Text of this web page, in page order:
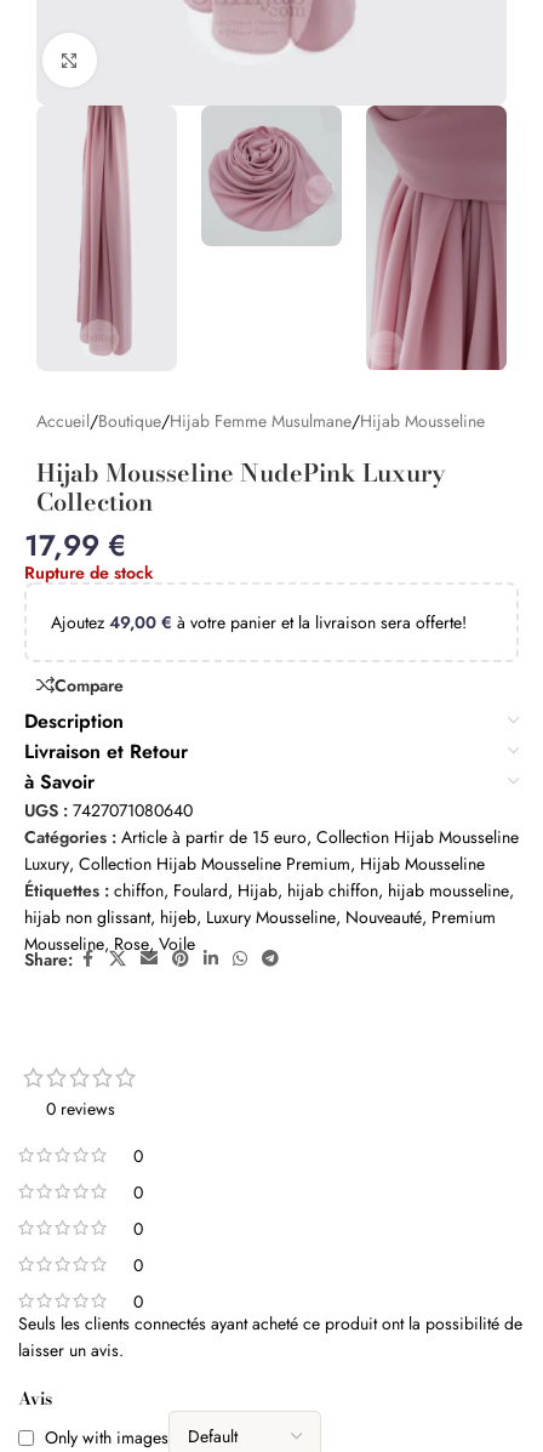
Click to enlarge
Accueil/Boutique/Hijab Femme Musulmane/Hijab Mousseline
Hijab Mousseline NudePink Luxury
Collection
17,99 €
Rupture de stock
Ajoutez 49,00 € à votre panier et la livraison sera offerte!
Compare
Description
Livraison et Retour
à Savoir
UGS : 7427071080640
Catégories : Article à partir de 15 euro, Collection Hijab Mousseline
Luxury, Collection Hijab Mousseline Premium, Hijab Mousseline
Étiquettes : chiffon, Foulard, Hijab, hijab chiffon, hijab mousseline,
hijab non glissant, hijeb, Luxury Mousseline, Nouveauté, Premium
Mousseline, Rose, Voile
Share:
0 reviews
0
0
0
0
0
Avis
Only with images
Seuls les clients connectés ayant acheté ce produit ont la possibilité de
laisser un avis.